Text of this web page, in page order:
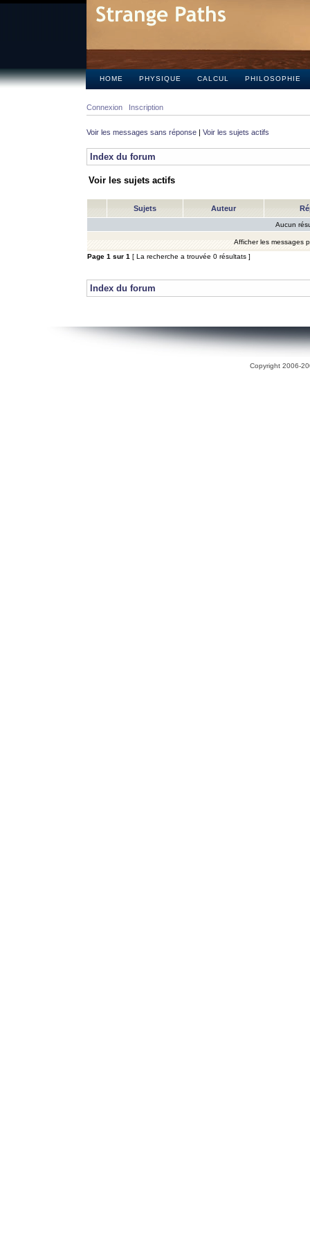
HOME PHYSIQUE CALCUL PHILOSOPHIE
Connexion Inscription
Voir les messages sans réponse | Voir les sujets actifs
Index du forum
Voir les sujets actifs
Sujets Auteur
Aucun
Afficher les messages
Page 1 sur 1 [ La recherche a trouvée 0 résultats ]
Index du forum
Copyright 2006-